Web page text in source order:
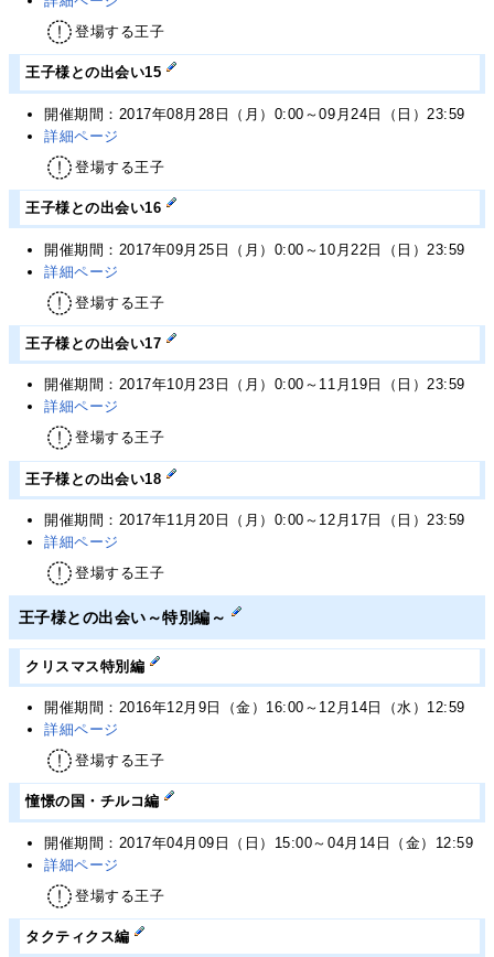
登場する王子
王子様との出会い15
開催期間：2017年08月28日（月）0:00～09月24日（日）23:59
詳細ページ
登場する王子
王子様との出会い16
開催期間：2017年09月25日（月）0:00～10月22日（日）23:59
詳細ページ
登場する王子
王子様との出会い17
開催期間：2017年10月23日（月）0:00～11月19日（日）23:59
詳細ページ
登場する王子
王子様との出会い18
開催期間：2017年11月20日（月）0:00～12月17日（日）23:59
詳細ページ
登場する王子
王子様との出会い～特別編～
クリスマス特別編
開催期間：2016年12月9日（金）16:00～12月14日（水）12:59
詳細ページ
登場する王子
憧憬の国・チルコ編
開催期間：2017年04月09日（日）15:00～04月14日（金）12:59
詳細ページ
登場する王子
タクティクス編